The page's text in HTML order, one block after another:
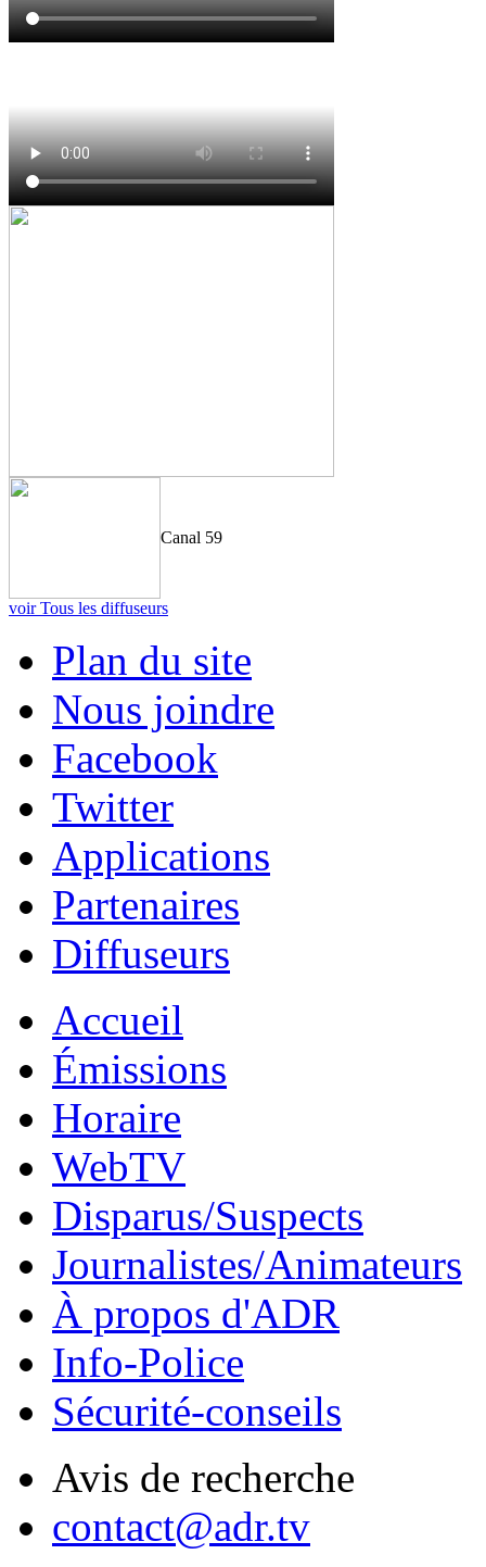
Canal 59
voir Tous les diffuseurs
Plan du site
Nous joindre
Facebook
Twitter
Applications
Partenaires
Diffuseurs
Accueil
Émissions
Horaire
WebTV
Disparus/Suspects
Journalistes/Animateurs
À propos d'ADR
Info-Police
Sécurité-conseils
Avis de recherche
contact@adr.tv